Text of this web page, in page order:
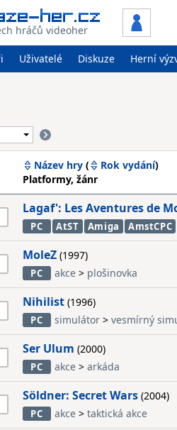
hráčů videoher
Uživatelé Diskuze Herní
Název hry ( Rok vydání)
Platformy, žánr
Lagaf': Les Aventures de
PC AtST Amiga AmstCPC
MoleZ (1997)
PC akce > plošinovka
Nihilist (1996)
PC simulátor > vesmírný
Ser Ulum (2000)
PC akce > arkáda
Söldner: Secret Wars (2004)
PC akce > taktická akce